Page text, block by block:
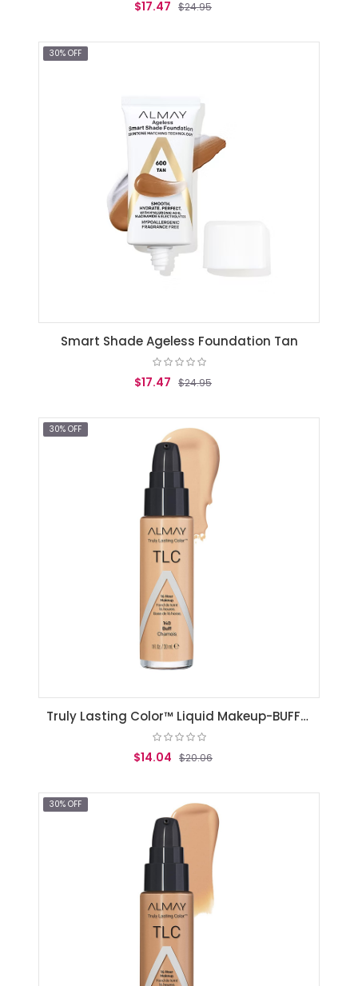
$17.47 $24.95
30% OFF
Smart Shade Ageless Foundation Tan
$17.47 $24.95
AGREGAR AL CARRITO
30% OFF
Truly Lasting Color™ Liquid Makeup-BUFF (140)
$14.04 $20.06
AGREGAR AL CARRITO
30% OFF